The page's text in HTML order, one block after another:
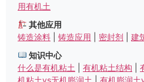
用有机土
其他应用
铸造涂料
铸造应用 密封剂 建
知识中心
什么是有机粘土
有机粘土结构
机粘土vs无机膨润土
有机膨润土